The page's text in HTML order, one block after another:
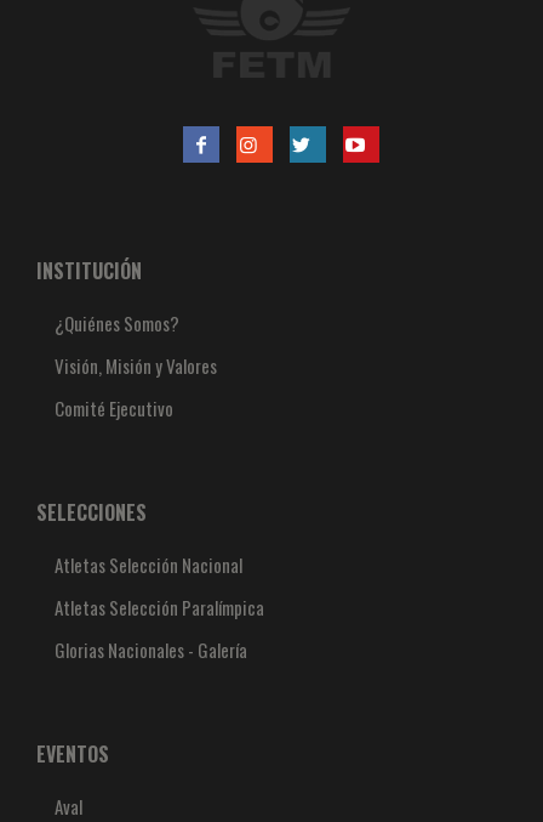
INSTITUCIÓN
¿Quiénes Somos?
Visión, Misión y Valores
Comité Ejecutivo
SELECCIONES
Atletas Selección Nacional
Atletas Selección Paralímpica
Glorias Nacionales - Galería
EVENTOS
Aval